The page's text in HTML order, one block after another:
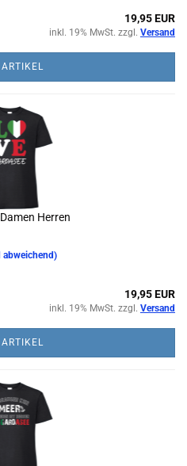
19,95 EUR
inkl. 19% MwSt. zzgl. Versand
Herren
abweichend)
19,95 EUR
inkl. 19% MwSt. zzgl. Versand